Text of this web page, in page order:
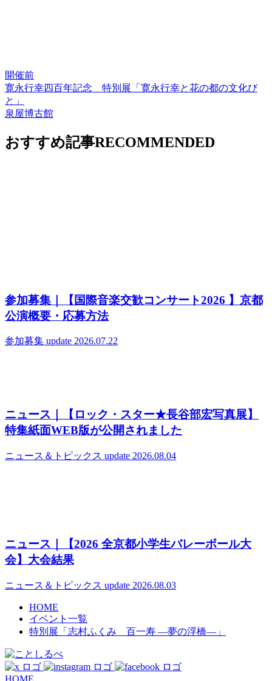
開催前
寛永行幸四百年記念 特別展「寛永行幸と花の都の文化び
と」
泉屋博古館
おすすめ記事RECOMMENDED
参加募集｜【国際音楽交歓コンサート2026 】京都
公演概要・応募方法
参加募集 update 2026.07.22
ニュース｜【ロック・スター★長谷部宏写真展】
特集紙面WEB版が公開されました
ニュース＆トピックス update 2026.08.04
ニュース｜【2026 全京都小学生バレーボール大
会】大会結果
ニュース＆トピックス update 2026.08.03
HOME
イベント一覧
特別展「志村ふくみ 百一寿 ―夢の浮橋―」